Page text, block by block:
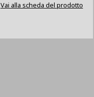
Vai alla scheda del prodotto